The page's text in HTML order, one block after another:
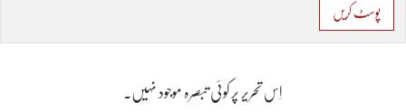
پوسٹ کریں
اِس تحریر پر کوئی تبصرہ موجود نہیں۔